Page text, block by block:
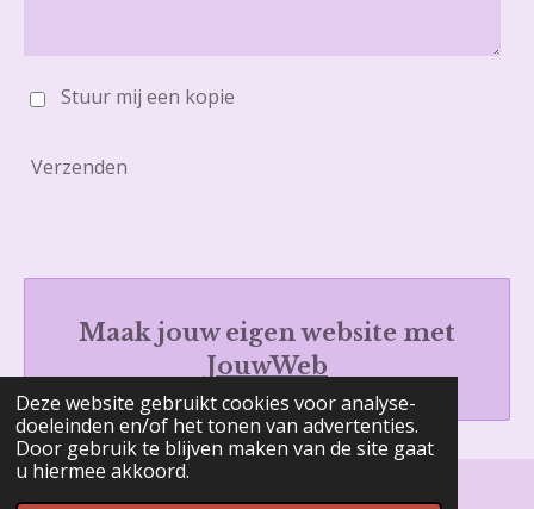
Deze website gebruikt cookies voor analyse-
doeleinden en/of het tonen van advertenties.
Door gebruik te blijven maken van de site gaat
u hiermee akkoord.
Stuur mij een kopie
Verzenden
Maak jouw eigen website met
JouwWeb